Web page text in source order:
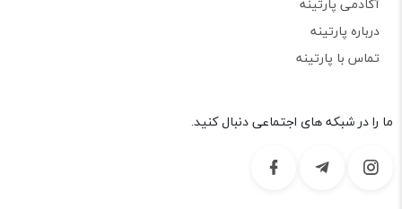
درباره پارتینه
تماس با پارتینه
ما را در شبکه های اجتماعی دنبال کنید.